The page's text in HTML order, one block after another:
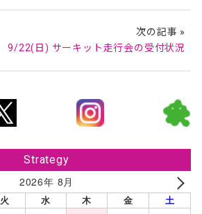
Strategy
2026年 8月
火 水 木 金 土
次の記事 »
9/22(日) サーキット走行会の受付状況